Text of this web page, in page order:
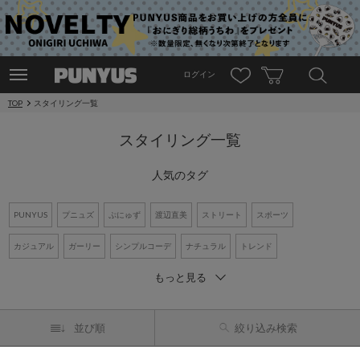
ログイン
TOP スタイリング一覧
スタイリング一覧
人気のタグ
PUNYUS プニュズ ぷにゅず 渡辺直美 ストリート スポーツ
カジュアル ガーリー シンプルコーデ ナチュラル トレンド
再入荷アイテム
ビッグシルエット Tシャツ デニム ワンピース シャツコーデ
もっと見る
並び順
絞り込み検索